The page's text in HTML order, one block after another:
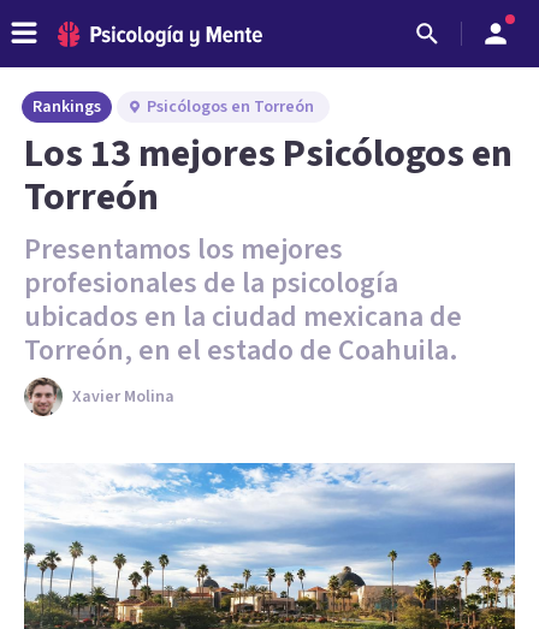
Rankings Psicólogos en Torreón
Los 13 mejores Psicólogos en
Torreón
Presentamos los mejores
profesionales de la psicología
ubicados en la ciudad mexicana de
Torreón, en el estado de Coahuila.
Xavier Molina